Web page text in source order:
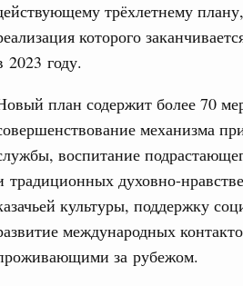
трёхлетнему плану,
которого
2023 году.
план содержит более 70
механизма
воспитание
традиционных духовно-
культуры, поддержку
международных
за рубежом.
дал поручения по
сессии о
технологическим
Вчера
производительности труда и
дал поручения по
сессии, посвящённой
труда